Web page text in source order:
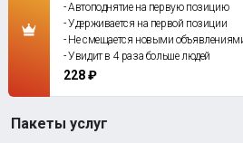
- Автоподнятие на первую позицию
- Удерживается на первой позиции
- Не смещается новыми
- Увидит в 4 раза больше людей
228 ₽
Пакеты услуг